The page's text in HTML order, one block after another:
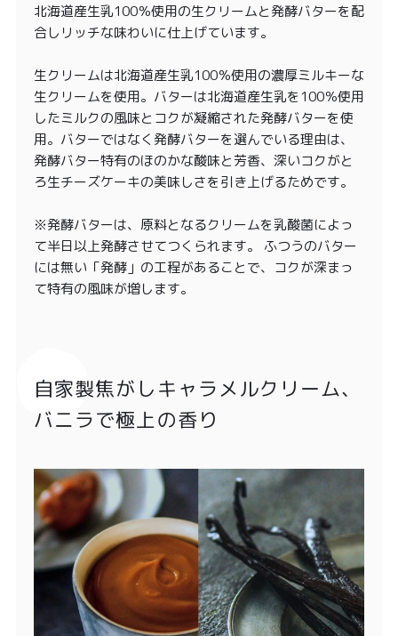
北海道産生乳100％使用の生クリームと発酵バターを配
合しリッチな味わいに仕上げています。
生クリームは北海道産生乳100％使用の濃厚ミルキーな
生クリームを使用。バターは北海道産生乳を100％使用
したミルクの風味とコクが凝縮された発酵バターを使
用。バターではなく発酵バターを選んでいる理由は、
発酵バター特有のほのかな酸味と芳香、深いコクがと
ろ生チーズケーキの美味しさを引き上げるためです。
※発酵バターは、原料となるクリームを乳酸菌によっ
て半日以上発酵させてつくられます。 ふつうのバター
には無い「発酵」の工程があることで、コクが深まっ
て特有の風味が増します。
自家製焦がしキャラメルクリーム、
バニラで極上の香り